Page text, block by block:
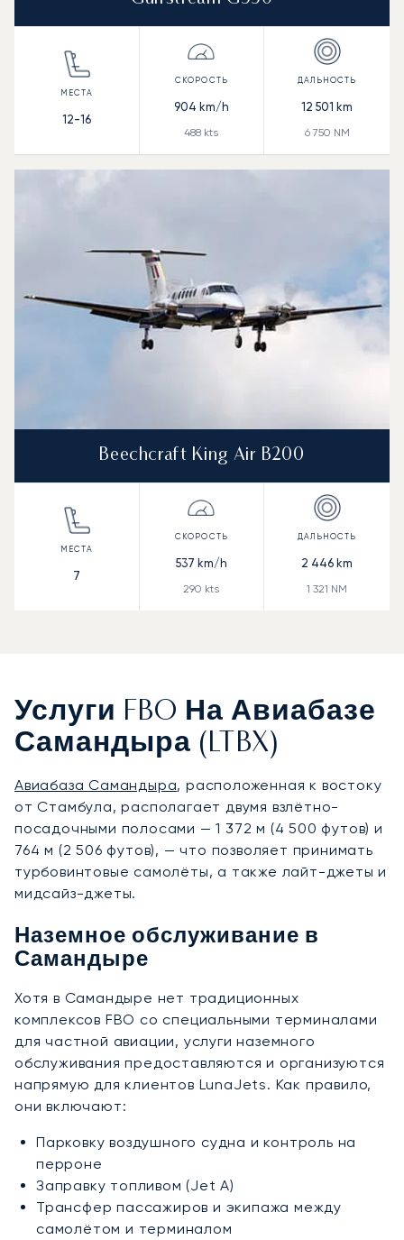
12-16
904 km/h
488 kts
12 501 km
6 750 NM
Beechcraft King Air B200
7
537 km/h
290 kts
2 446 km
1 321 NM
Услуги FBO На Авиабазе
Самандыра (LTBX)
Авиабаза Самандыра, расположенная к востоку
от Стамбула, располагает двумя взлётно-
посадочными полосами — 1 372 м (4 500 футов) и
764 м (2 506 футов), — что позволяет принимать
турбовинтовые самолёты, а также лайт-джеты и
мидсайз-джеты.
Наземное обслуживание в
Самандыре
Хотя в Самандыре нет традиционных
комплексов FBO со специальными терминалами
для частной авиации, услуги наземного
обслуживания предоставляются и организуются
напрямую для клиентов LunaJets. Как правило,
они включают:
Парковку воздушного судна и контроль на
перроне
Заправку топливом (Jet A)
Трансфер пассажиров и экипажа между
самолётом и терминалом